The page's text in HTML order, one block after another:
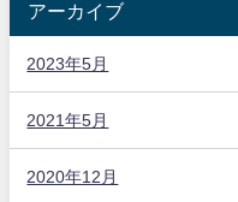
アーカイブ
2023年5月
2021年5月
2020年12月